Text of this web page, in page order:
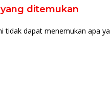
ditemukan
tidak dapat menemukan apa